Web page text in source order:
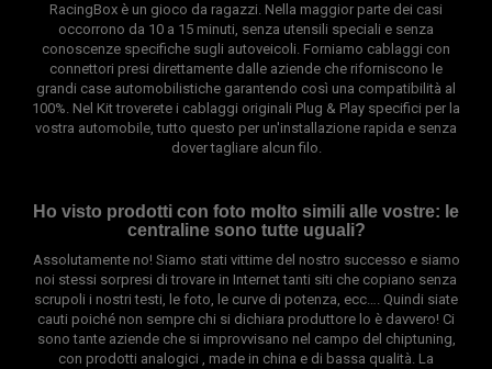
RacingBox è un gioco da ragazzi. Nella maggior parte dei casi
occorrono da 10 a 15 minuti, senza utensili speciali e senza
conoscenze specifiche sugli autoveicoli. Forniamo cablaggi con
connettori presi direttamente dalle aziende che riforniscono le
grandi case automobilistiche garantendo così una compatibilità al
100%. Nel Kit troverete i cablaggi originali Plug & Play specifici per la
vostra automobile, tutto questo per un'installazione rapida e senza
dover tagliare alcun filo.
Ho visto prodotti con foto molto simili alle vostre: le
centraline sono tutte uguali?
Assolutamente no! Siamo stati vittime del nostro successo e siamo
noi stessi sorpresi di trovare in Internet tanti siti che copiano senza
scrupoli i nostri testi, le foto, le curve di potenza, ecc…. Quindi siate
cauti poiché non sempre chi si dichiara produttore lo è davvero! Ci
sono tante aziende che si improvvisano nel campo del chiptuning,
con prodotti analogici , made in china e di bassa qualità. La